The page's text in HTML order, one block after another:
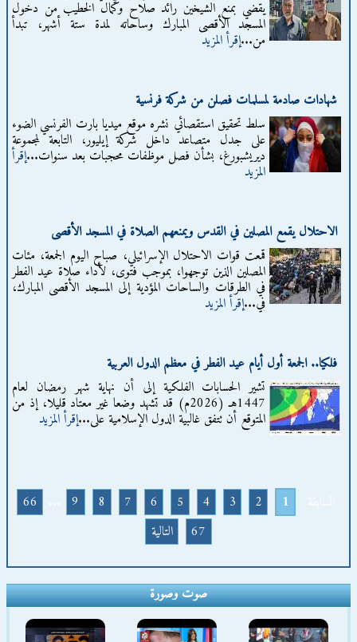
يقضي بمنع الشيخين رائد صلاح وكمال الخطيب من دخول
المسجد الأقصى المبارك وساحاته لمدة ستة أشهر، تبدأ
من...إقرأ المزيد
شهادات صادمة لمسلمات فصلن من شركة فرنسية
سلط تحقيق استقصائي نشره موقع ميديا بارت الفرنسي الضوء
على جدل متصاعد داخل شركة إيليور، التابعة لمجموعة
ديريشبورغ، بشأن فصل موظفات محجبات بعد سنوات...إقرأ
المزيد
الاحتلال يقمع المصلين في القدس ويمنعهم الصلاة في المسجد الأقصى
قمعت قوات الاحتلال الإسرائيلي، صباح اليوم الجمعة، مئات
المصلين الذين توجهوا، بموجب فتوى، لأداء صلاة عيد الفطر
في الطرقات والساحات المؤدية إلى المسجد الأقصى المبارك،
في...إقرأ المزيد
فلكيا.. الجمعة أول أيام عيد الفطر في معظم الدول العربية
تشير الحسابات الفلكية إلى أن نهاية شهر رمضان لعام
1447هـ (2026م) قد تشهد وضعا غير معتاد قليلا، إذ من
المتوقع أن تتفق غالبية الدول الإسلامية على...إقرأ المزيد
1
2
3
4
5
6
7
8
9
66
67
التالية
صوت وصورة